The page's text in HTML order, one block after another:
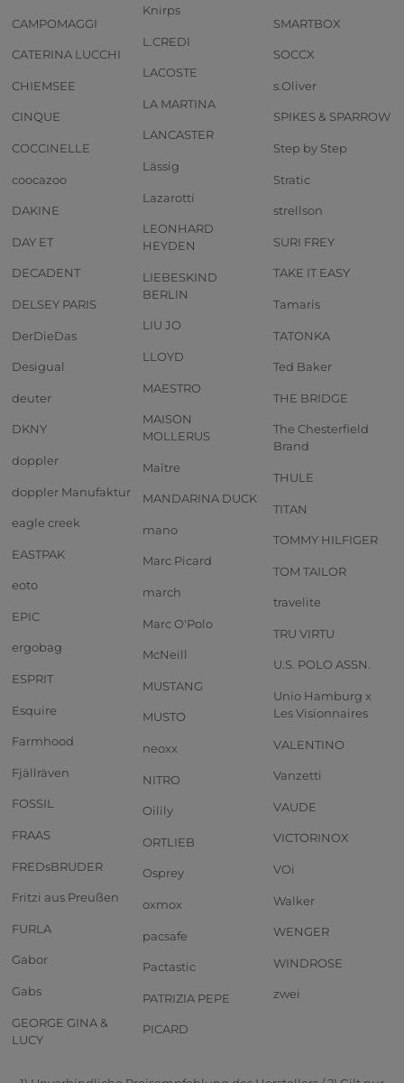
CAMPOMAGGI
CATERINA LUCCHI
CHIEMSEE
CINQUE
COCCINELLE
coocazoo
DAKINE
DAY ET
DECADENT
DELSEY PARIS
DerDieDas
Desigual
deuter
DKNY
doppler
doppler Manufaktur
eagle creek
EASTPAK
eoto
EPIC
ergobag
ESPRIT
Esquire
Farmhood
Fjällräven
FOSSIL
FRAAS
FREDsBRUDER
Fritzi aus Preußen
FURLA
Gabor
Gabs
GEORGE GINA &
LUCY
Knirps
L.CREDI
LACOSTE
LA MARTINA
LANCASTER
Lässig
Lazarotti
LEONHARD
HEYDEN
LIEBESKIND
BERLIN
LIU JO
LLOYD
MAESTRO
MAISON
MOLLERUS
Maître
MANDARINA DUCK
mano
Marc Picard
march
Marc O'Polo
McNeill
MUSTANG
MUSTO
neoxx
NITRO
Oilily
ORTLIEB
Osprey
oxmox
pacsafe
Pactastic
PATRIZIA PEPE
PICARD
SMARTBOX
SOCCX
s.Oliver
SPIKES & SPARROW
Step by Step
Stratic
strellson
SURI FREY
TAKE IT EASY
Tamaris
TATONKA
Ted Baker
THE BRIDGE
The Chesterfield
Brand
THULE
TITAN
TOMMY HILFIGER
TOM TAILOR
travelite
TRU VIRTU
U.S. POLO ASSN.
Unio Hamburg x
Les Visionnaires
VALENTINO
Vanzetti
VAUDE
VICTORINOX
VOi
Walker
WENGER
WINDROSE
zwei